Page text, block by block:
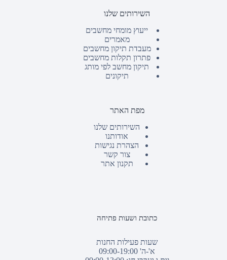
השירותים שלנו
ייעוץ מומחי מחשבים
מאמרים
מעבדת תיקון מחשבים
פתרון תקלות מחשבים
תיקון מחשב לפי מותג
תיקונים
מפת האתר
השירותים שלנו
אודותנו
הצהרת נגישות
צור קשר
תקנון אתר
כתובת ושעות פתיחה
שעות פעילות החנות
א'-ה' 09:00-19:00